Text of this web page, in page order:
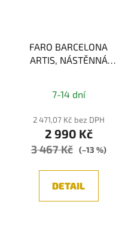
FARO BARCELONA
ARTIS, NÁSTĚNNÁ
7-14 dní
2 471,07 Kč bez DPH
2 990 Kč
3 467 Kč (–13 %)
DETAIL